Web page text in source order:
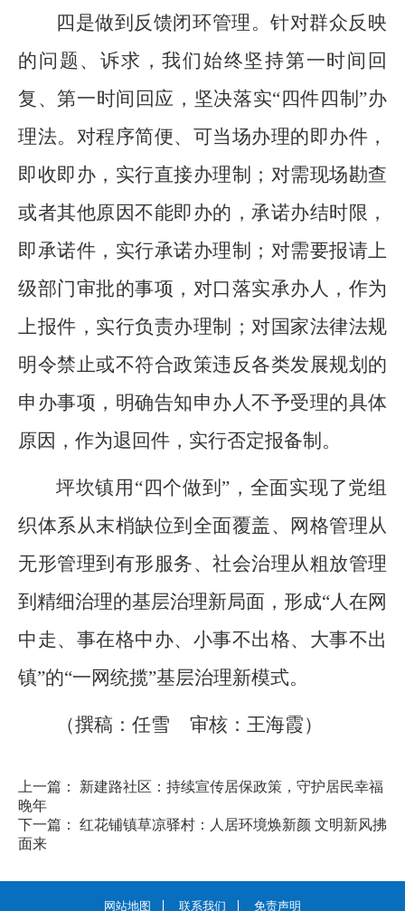
四是做到反馈闭环管理。针对群众反映
的问题、诉求，我们始终坚持第一时间回
复、第一时间回应，坚决落实“四件四制”办
理法。对程序简便、可当场办理的即办件，
即收即办，实行直接办理制；对需现场勘查
或者其他原因不能即办的，承诺办结时限，
即承诺件，实行承诺办理制；对需要报请上
级部门审批的事项，对口落实承办人，作为
上报件，实行负责办理制；对国家法律法规
明令禁止或不符合政策违反各类发展规划的
申办事项，明确告知申办人不予受理的具体
原因，作为退回件，实行否定报备制。
坪坎镇用“四个做到”，全面实现了党组
织体系从末梢缺位到全面覆盖、网格管理从
无形管理到有形服务、社会治理从粗放管理
到精细治理的基层治理新局面，形成“人在网
中走、事在格中办、小事不出格、大事不出
镇”的“一网统揽”基层治理新模式。
（撰稿：任雪 审核：王海霞）
上一篇： 新建路社区：持续宣传居保政策，守护居民幸福
晚年
下一篇： 红花铺镇草凉驿村：人居环境焕新颜 文明新风拂
面来
网站地图 联系我们 免责声明